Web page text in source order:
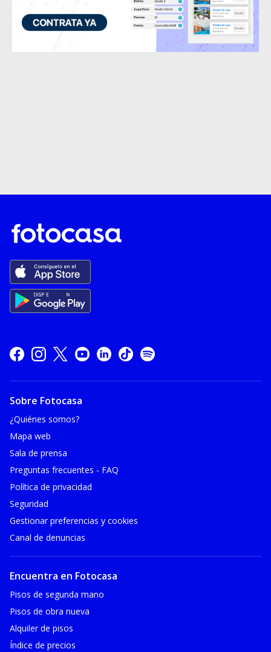
Sobre Fotocasa
¿Quiénes somos?
Mapa web
Sala de prensa
Preguntas frecuentes - FAQ
Política de privacidad
Seguridad
Gestionar preferencias y cookies
Canal de denuncias
Encuentra en Fotocasa
Pisos de segunda mano
Pisos de obra nueva
Alquiler de pisos
Índice de precios